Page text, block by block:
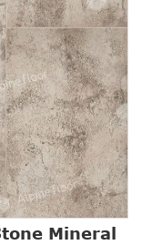
Mineral